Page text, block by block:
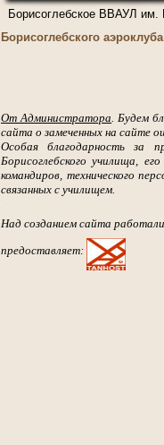
Борисоглебское ВВАУЛ им.
Борисоглебского
От Администратора. Будем
сайта о замеченных на сайте
Особая благодарность за
Борисоглебского училища,
командиров, технического
связанных с училищем.
Над созданием сайта
предоставляет: